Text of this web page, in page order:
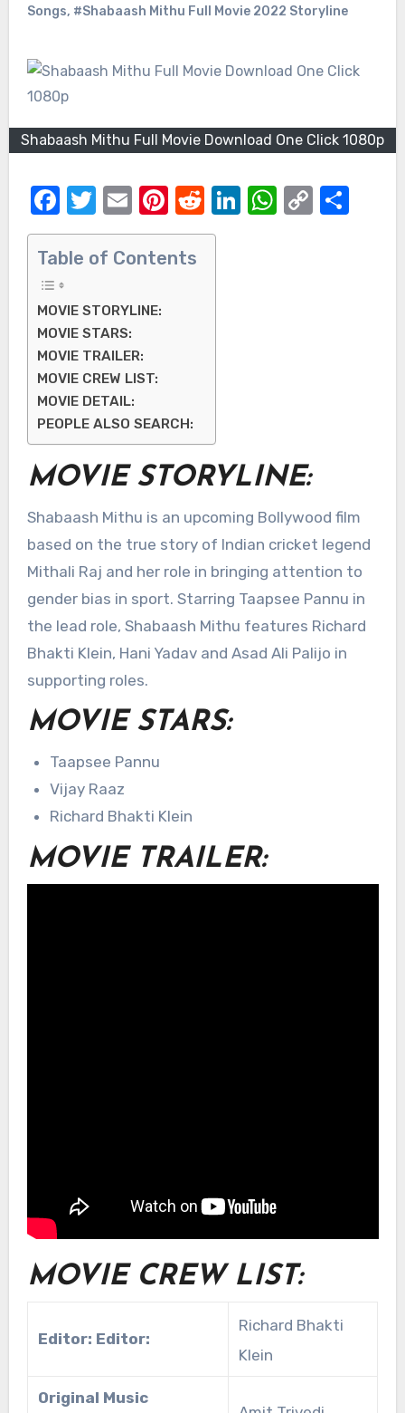
Songs, #Shabaash Mithu Full Movie 2022 Storyline
Shabaash Mithu Full Movie Download One Click 1080p
Facebook
Twitter
EmailPinterest
Reddit
LinkedIn
Copy
Table of Contents
MOVIE STORYLINE:
MOVIE STARS:
MOVIE TRAILER:
MOVIE CREW LIST:
MOVIE DETAIL:
PEOPLE ALSO SEARCH:
MOVIE STORYLINE:
Shabaash Mithu is an upcoming Bollywood film
based on the true story of Indian cricket legend
Mithali Raj and her role in bringing attention to
gender bias in sport. Starring Taapsee Pannu in
the lead role, Shabaash Mithu features Richard
Bhakti Klein, Hani Yadav and Asad Ali Palijo in
supporting roles.
MOVIE STARS:
Taapsee Pannu
Vijay Raaz
Richard Bhakti Klein
MOVIE TRAILER:
MOVIE CREW LIST:
Editor: Editor:
Richard Bhakti
Klein
Original Music